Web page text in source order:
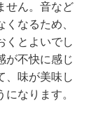
せん。音など
なるため、
くとよいでし
が不快に感じ
、味が美味し
なります。